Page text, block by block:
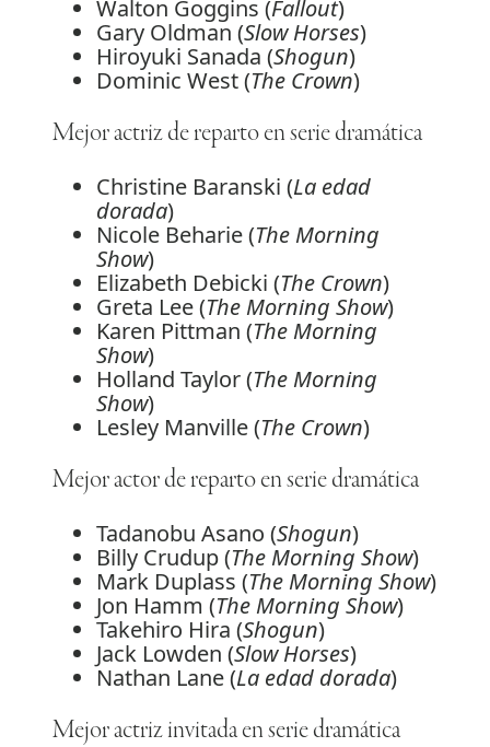
Walton Goggins (Fallout)
Gary Oldman (Slow Horses)
Hiroyuki Sanada (Shogun)
Dominic West (The Crown)
Mejor actriz de reparto en serie dramática
Christine Baranski (La edad
dorada)
Nicole Beharie (The Morning
Show)
Elizabeth Debicki (The Crown)
Greta Lee (The Morning Show)
Karen Pittman (The Morning
Show)
Holland Taylor (The Morning
Show)
Lesley Manville (The Crown)
Mejor actor de reparto en serie dramática
Tadanobu Asano (Shogun)
Billy Crudup (The Morning Show)
Mark Duplass (The Morning Show)
Jon Hamm (The Morning Show)
Takehiro Hira (Shogun)
Jack Lowden (Slow Horses)
Nathan Lane (La edad dorada)
Mejor actriz invitada en serie dramática